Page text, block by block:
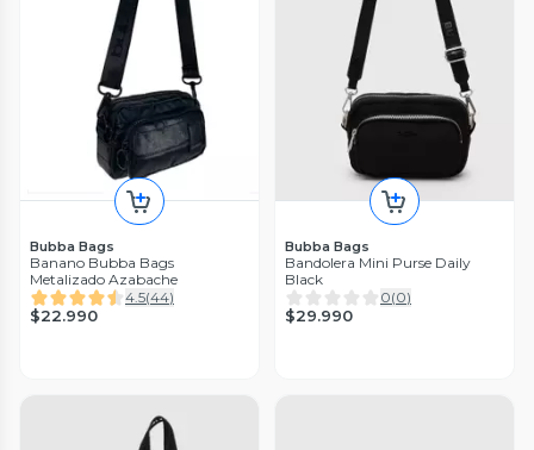
Bubba Bags
Banano Bubba Bags
Metalizado Azabache
4.5(44)
$22.990
Bubba Bags
Bandolera Mini Purse Daily
Black
0(0)
$29.990